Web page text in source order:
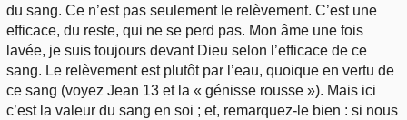
du sang. Ce n’est pas seulement le relèvement. C’est une
efficace, du reste, qui ne se perd pas. Mon âme une fois
lavée, je suis toujours devant Dieu selon l’efficace de ce
sang. Le relèvement est plutôt par l’eau, quoique en vertu de
ce sang (voyez Jean 13 et la « génisse rousse »). Mais ici
c’est la valeur du sang en soi ; et, remarquez-le bien : si nous